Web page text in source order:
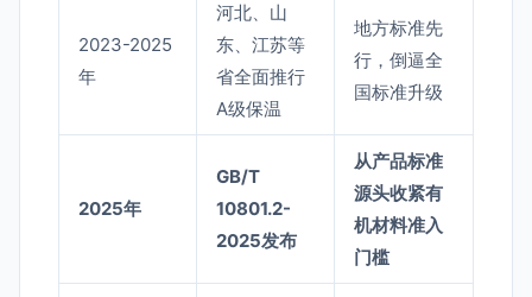
2023-2025
年
河北、山
东、江苏等
省全面推行
A级保温
地方标准先
行，倒逼全
国标准升级
2025年
GB/T
10801.2-
2025发布
从产品标准
源头收紧有
机材料准入
门槛